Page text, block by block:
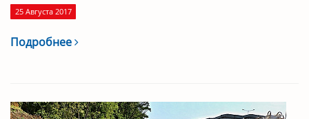
25 Августа 2017
Подробнее